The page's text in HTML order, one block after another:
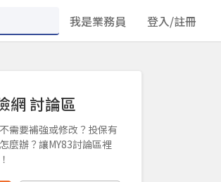
我是業務員 登入/註冊
網 討論區
需要補強或修改？投保有
麼辦？讓MY83討論區裡